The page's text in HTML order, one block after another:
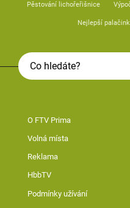
Pěstování lichořeřišnice
Nejlepší
O FTV Prima
Volná místa
Reklama
HbbTV
Podmínky užívání